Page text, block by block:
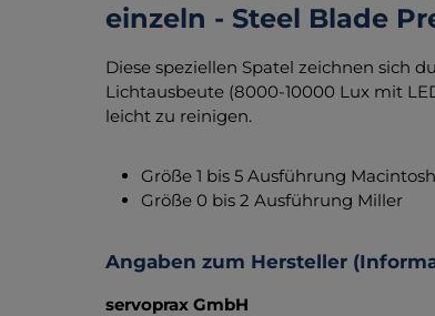
einzeln - Steel Blade
Diese speziellen Spatel zeichnen sich
Lichtausbeute (8000-10000 Lux mit
leicht zu reinigen.
Größe 1 bis 5 Ausführung Macintosh
Größe 0 bis 2 Ausführung Miller
Angaben zum Hersteller
servoprax GmbH